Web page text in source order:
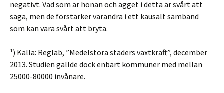
negativt. Vad som är hönan och ägget i detta är svårt att
säga, men de förstärker varandra i ett kausalt samband
som kan vara svårt att bryta.
¹) Källa: Reglab, ”Medelstora städers växtkraft”, december
2013. Studien gällde dock enbart kommuner med mellan
25000-80000 invånare.